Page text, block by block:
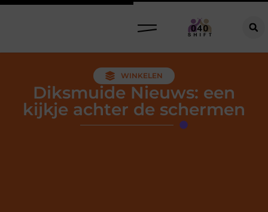
WINKELEN
Diksmuide Nieuws: een
kijkje achter de schermen